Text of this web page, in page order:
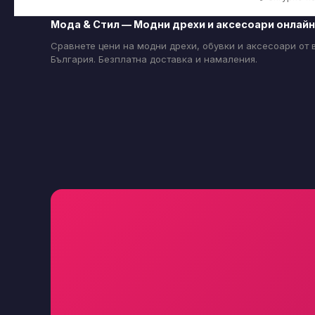
Мода & Стил — Модни дрехи и аксесоари онлайн
Сравнете цени на модни дрехи, обувки и аксесоари
България. Безплатна доставка и намаления.